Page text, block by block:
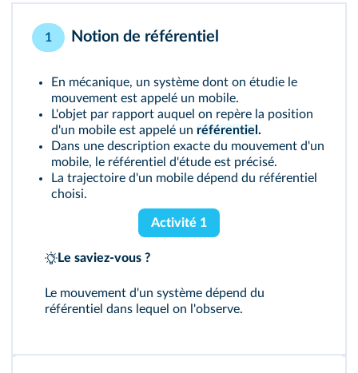
1 Notion de référentiel
En mécanique, un système dont on étudie le
mouvement est appelé un mobile.
L'objet par rapport auquel on repère la position
d'un mobile est appelé un référentiel .
Dans une description exacte du mouvement d'un
mobile, le référentiel d'étude est précisé.
La trajectoire d'un mobile dépend du référentiel
choisi.
Activité 1
Le saviez-vous ?
Le mouvement d'un système dépend du
référentiel dans lequel on l'observe.